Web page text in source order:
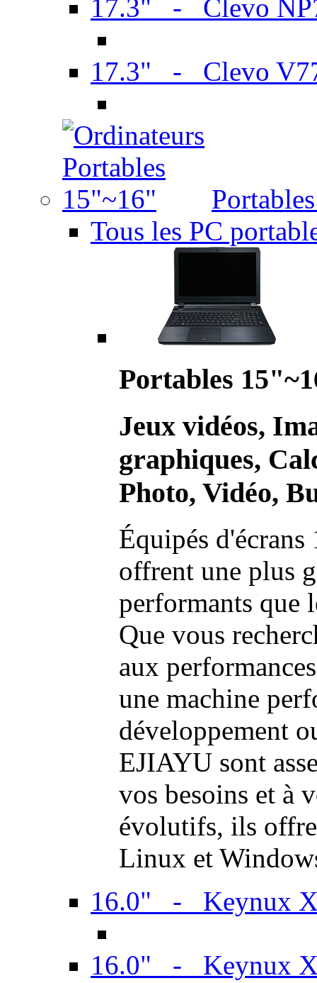
17.3" - Clevo
17.3" - Clevo
Tous les PC
Portables
Jeux vidéos,
graphiques,
Photo, Vidéo,
Équipés
offrent une plus
performants que
Que vous
aux
une machine
développement
EJIAYU sont
vos besoins et à
évolutifs, ils
Linux et
16.0" - Keynux
16.0" - Keynux